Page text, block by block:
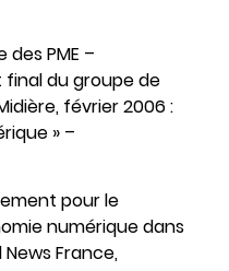
PME –
final du groupe de
février 2006 :
» –
pour le
numérique dans
News France,